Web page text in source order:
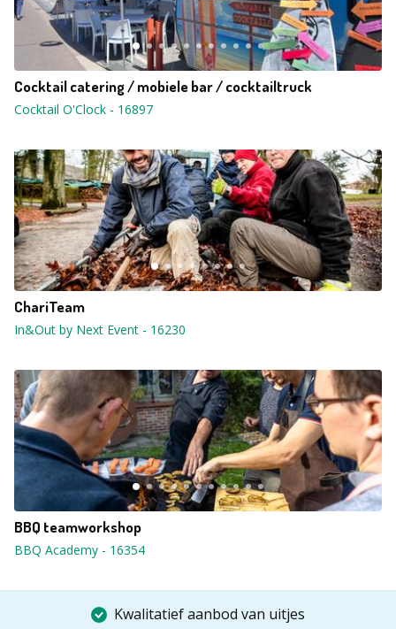
Cocktail catering / mobiele bar / cocktailtruck
Cocktail O'Clock - 16897
ChariTeam
In&Out by Next Event - 16230
BBQ teamworkshop
BBQ Academy - 16354
Kwalitatief aanbod van uitjes